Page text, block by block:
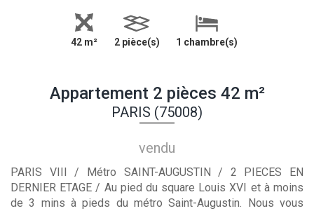
42 m² 2 pièce(s) 1 chambre(s)
Appartement 2 pièces 42 m²
PARIS (75008)
vendu
PARIS VIII / Métro SAINT-AUGUSTIN / 2 PIECES EN
DERNIER ETAGE / Au pied du square Louis XVI et à moins
de 3 mins à pieds du métro Saint-Augustin. Nous vous